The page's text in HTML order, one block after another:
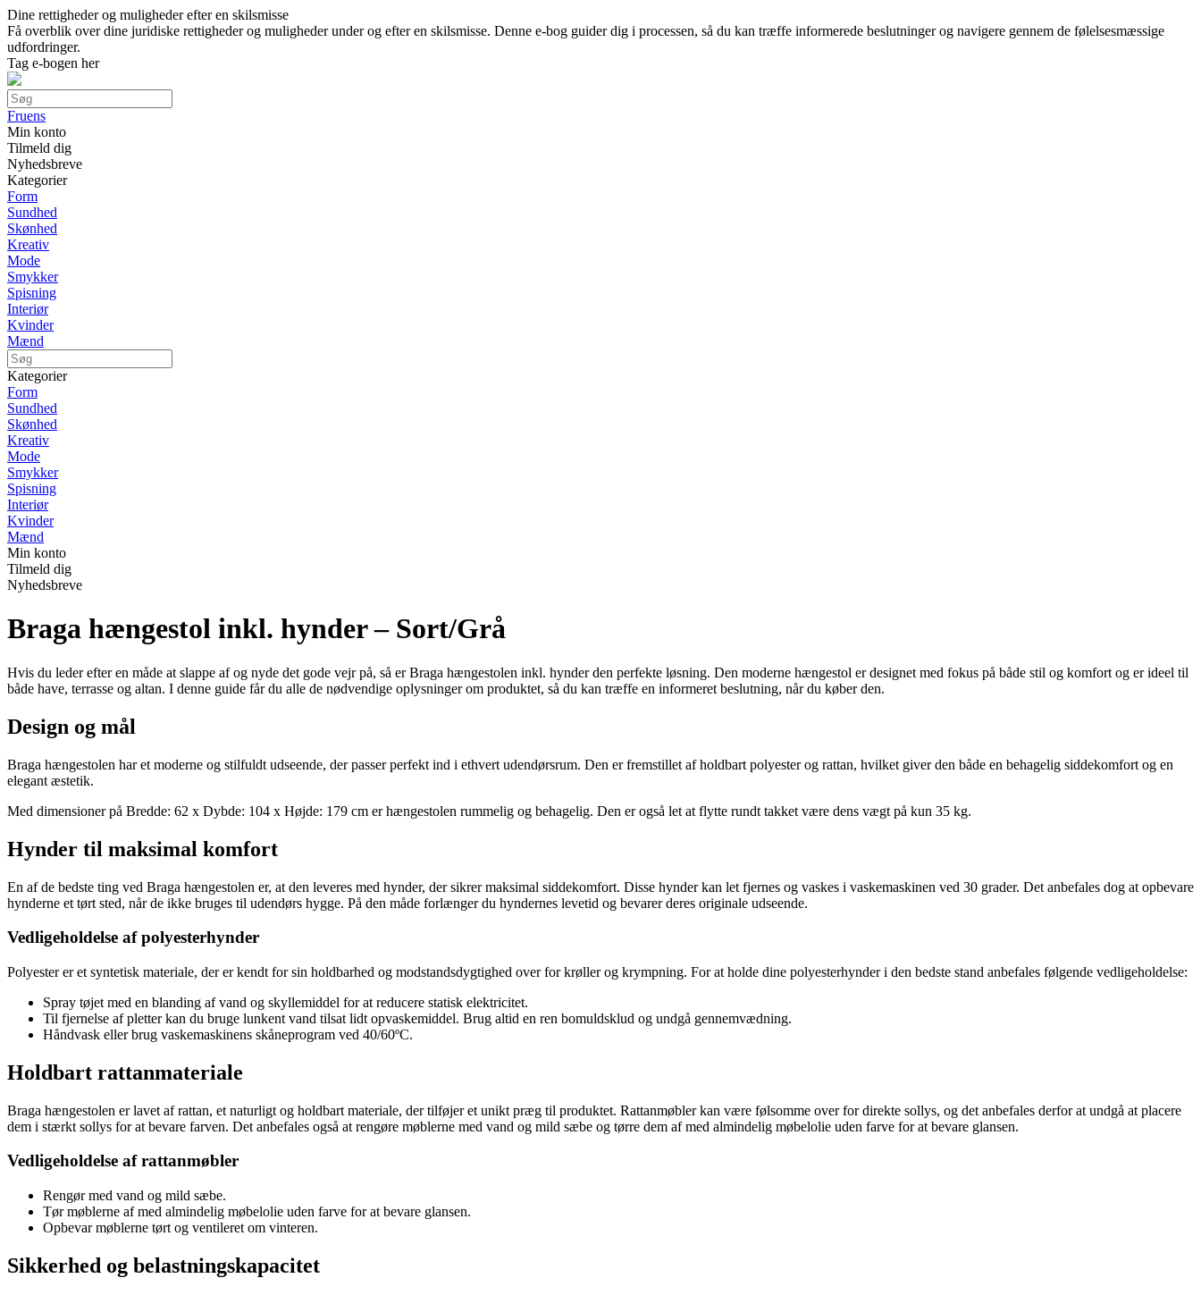
Dine rettigheder og muligheder efter en skilsmisse
Få overblik over dine juridiske rettigheder og muligheder under og efter en skilsmisse. Denne e-bog guider dig i processen, så du kan træffe informerede beslutninger og navigere gennem de følelsesmæssige
udfordringer.
Tag e-bogen her
Fruens
Min konto
Tilmeld dig
Nyhedsbreve
Kategorier
Form
Sundhed
Skønhed
Kreativ
Mode
Smykker
Spisning
Interiør
Kvinder
Mænd
Kategorier
Form
Sundhed
Skønhed
Kreativ
Mode
Smykker
Spisning
Interiør
Kvinder
Mænd
Min konto
Tilmeld dig
Nyhedsbreve
Braga hængestol inkl. hynder – Sort/Grå
Hvis du leder efter en måde at slappe af og nyde det gode vejr på, så er Braga hængestolen inkl. hynder den perfekte løsning. Den moderne hængestol er designet med fokus på både stil og komfort og er ideel til
både have, terrasse og altan. I denne guide får du alle de nødvendige oplysninger om produktet, så du kan træffe en informeret beslutning, når du køber den.
Design og mål
Braga hængestolen har et moderne og stilfuldt udseende, der passer perfekt ind i ethvert udendørsrum. Den er fremstillet af holdbart polyester og rattan, hvilket giver den både en behagelig siddekomfort og en
elegant æstetik.
Med dimensioner på Bredde: 62 x Dybde: 104 x Højde: 179 cm er hængestolen rummelig og behagelig. Den er også let at flytte rundt takket være dens vægt på kun 35 kg.
Hynder til maksimal komfort
En af de bedste ting ved Braga hængestolen er, at den leveres med hynder, der sikrer maksimal siddekomfort. Disse hynder kan let fjernes og vaskes i vaskemaskinen ved 30 grader. Det anbefales dog at opbevare
hynderne et tørt sted, når de ikke bruges til udendørs hygge. På den måde forlænger du hyndernes levetid og bevarer deres originale udseende.
Vedligeholdelse af polyesterhynder
Polyester er et syntetisk materiale, der er kendt for sin holdbarhed og modstandsdygtighed over for krøller og krympning. For at holde dine polyesterhynder i den bedste stand anbefales følgende vedligeholdelse:
Spray tøjet med en blanding af vand og skyllemiddel for at reducere statisk elektricitet.
Til fjernelse af pletter kan du bruge lunkent vand tilsat lidt opvaskemiddel. Brug altid en ren bomuldsklud og undgå gennemvædning.
Håndvask eller brug vaskemaskinens skåneprogram ved 40/60ºC.
Holdbart rattanmateriale
Braga hængestolen er lavet af rattan, et naturligt og holdbart materiale, der tilføjer et unikt præg til produktet. Rattanmøbler kan være følsomme over for direkte sollys, og det anbefales derfor at undgå at placere
dem i stærkt sollys for at bevare farven. Det anbefales også at rengøre møblerne med vand og mild sæbe og tørre dem af med almindelig møbelolie uden farve for at bevare glansen.
Vedligeholdelse af rattanmøbler
Rengør med vand og mild sæbe.
Tør møblerne af med almindelig møbelolie uden farve for at bevare glansen.
Opbevar møblerne tørt og ventileret om vinteren.
Sikkerhed og belastningskapacitet